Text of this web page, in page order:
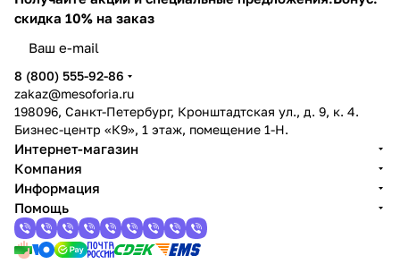
скидка 10% на заказ
8 (800) 555-92-86
zakaz@mesoforia.ru
198096, Санкт-Петербург, Кронштадтская ул., д. 9, к. 4.
Бизнес-центр «К9», 1 этаж, помещение 1-Н.
Интернет-магазин
Компания
Информация
Помощь